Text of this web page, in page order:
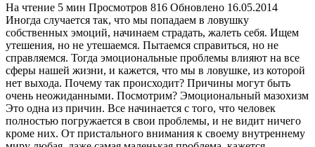
На чтение 5 мин Просмотров 816 Обновлено 16.05.2014
Иногда случается так, что мы попадаем в ловушку
собственных эмоций, начинаем страдать, жалеть себя. Ищем
утешения, но не утешаемся. Пытаемся справиться, но не
справляемся. Тогда эмоциональные проблемы влияют на все
сферы нашей жизни, и кажется, что мы в ловушке, из которой
нет выхода. Почему так происходит? Причины могут быть
очень неожиданными. Посмотрим? Эмоциональный мазохизм
Это одна из причин. Все начинается с того, что человек
полностью погружается в свои проблемы, и не видит ничего
кроме них. От пристального внимания к своему внутреннему